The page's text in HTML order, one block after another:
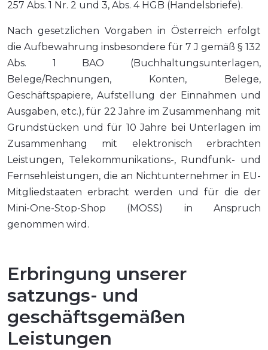
257 Abs. 1 Nr. 2 und 3, Abs. 4 HGB (Handelsbriefe).
Nach gesetzlichen Vorgaben in Österreich erfolgt
die Aufbewahrung insbesondere für 7 J gemäß § 132
Abs. 1 BAO (Buchhaltungsunterlagen,
Belege/Rechnungen, Konten, Belege,
Geschäftspapiere, Aufstellung der Einnahmen und
Ausgaben, etc.), für 22 Jahre im Zusammenhang mit
Grundstücken und für 10 Jahre bei Unterlagen im
Zusammenhang mit elektronisch erbrachten
Leistungen, Telekommunikations-, Rundfunk- und
Fernsehleistungen, die an Nichtunternehmer in EU-
Mitgliedstaaten erbracht werden und für die der
Mini-One-Stop-Shop (MOSS) in Anspruch
genommen wird.
Erbringung unserer
satzungs- und
geschäftsgemäßen
Leistungen